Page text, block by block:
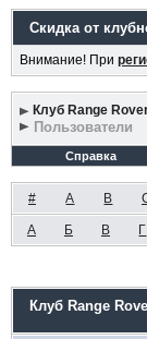
Скидка от
Внимание! При
Клуб Range
Пользователи
Справка
# A B
А Б В Г
Клуб Range